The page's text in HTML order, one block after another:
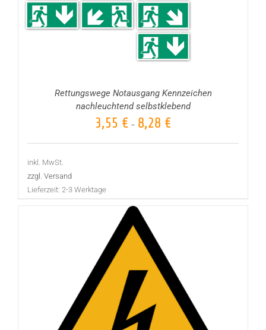
Rettungswege Notausgang Kennzeichen
nachleuchtend selbstklebend
3,55 € – 8,28 €
inkl. MwSt.
zzgl. Versand
Lieferzeit: 2-3 Werktage